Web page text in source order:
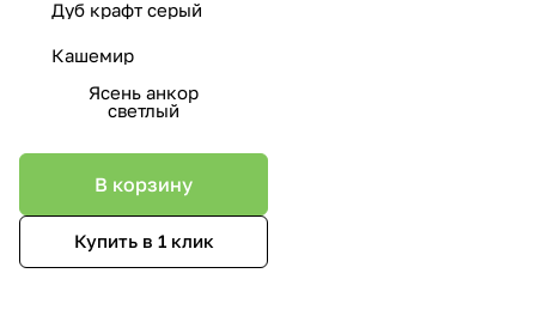
Дуб крафт серый
Кашемир
Ясень анкор
светлый
В корзину
Купить в 1 клик